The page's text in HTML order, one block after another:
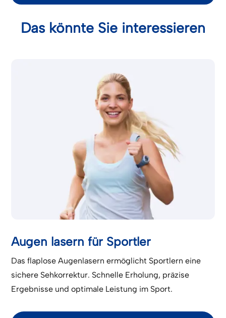
Das könnte Sie interessieren
Augen lasern für Sportler
Das flaplose Augenlasern ermöglicht Sportlern eine
sichere Sehkorrektur. Schnelle Erholung, präzise
Ergebnisse und optimale Leistung im Sport.